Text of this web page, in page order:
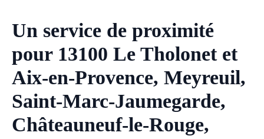
Un service de proximité
pour 13100 Le Tholonet et
Aix-en-Provence, Meyreuil,
Saint-Marc-Jaumegarde,
Châteauneuf-le-Rouge,